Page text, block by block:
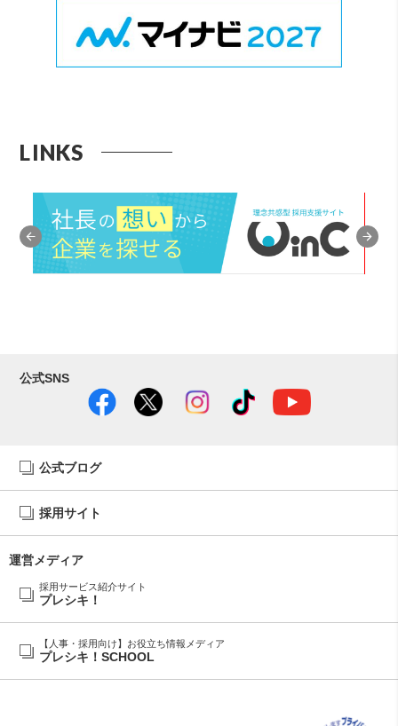
LINKS
公式SNS
公式ブログ
採用サイト
運営メディア
採用サービス紹介サイト
プレシキ！
【人事・採用向け】お役立ち情報メディア
プレシキ！SCHOOL